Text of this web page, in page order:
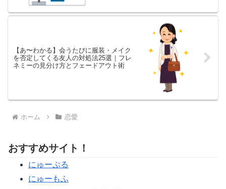
【あ〜わかる】会うたびに服装・メイク
を否定してくる友人の対処法25選｜フレ
ネミーの見分け方とフェードアウト術
ホーム 恋愛
おすすめサイト！
にゅーぷる
にゅーもふ